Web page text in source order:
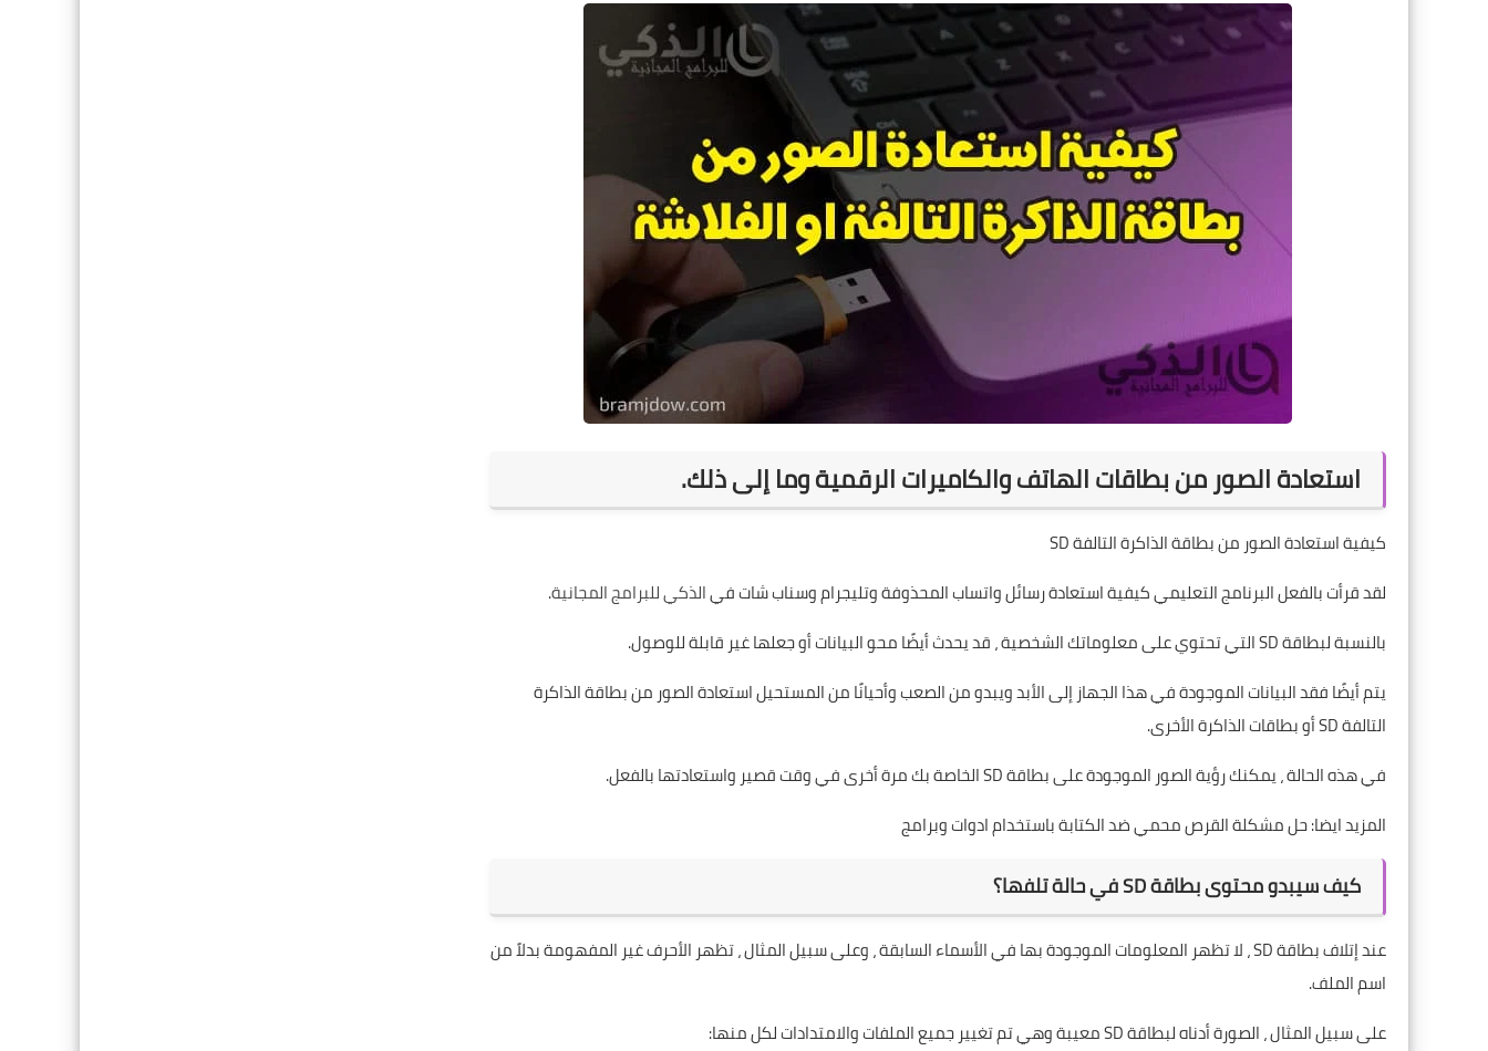
استعادة الصور من بطاقات الهاتف والكاميرات الرقمية وما إلى ذلك.
كيفية استعادة الصور من بطاقة الذاكرة التالفة SD
لقد قرأت بالفعل البرنامج التعليمي كيفية استعادة رسائل واتساب المحذوفة وتليجرام وسناب شات فيالذكي للبرامج المجانية.
بالنسبة لبطاقة SD التي تحتوي على معلوماتك الشخصية ، قد يحدث أيضًا محو البيانات أو جعلها غير قابلة للوصول.
يتم أيضًا فقد البيانات الموجودة في هذا الجهاز إلى الأبد ويبدو من الصعب وأحيانًا من المستحيل استعادة الصور من بطاقة الذاكرة
التالفة SD أو بطاقات الذاكرة الأخرى.
في هذه الحالة ، يمكنك رؤية الصور الموجودة على بطاقة SD الخاصة بك مرة أخرى في وقت قصير واستعادتها بالفعل.
المزيد ايضا:حل مشكلة القرص محمي ضد الكتابة باستخدام ادوات وبرامج
كيف سيبدو محتوى بطاقة SD في حالة تلفها؟
عند إتلاف بطاقة SD ، لا تظهر المعلومات الموجودة بها في الأسماء السابقة ، وعلى سبيل المثال ، تظهر الأحرف غير المفهومة بدلاً من
اسم الملف.
على سبيل المثال ، الصورة أدناه لبطاقة SD معيبة وهي تم تغيير جميع الملفات والامتدادات لكل منها: